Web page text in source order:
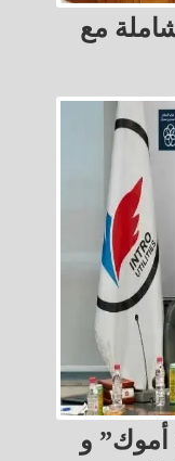
مع
أموك” و Intro Utilities توقعان مذكرة